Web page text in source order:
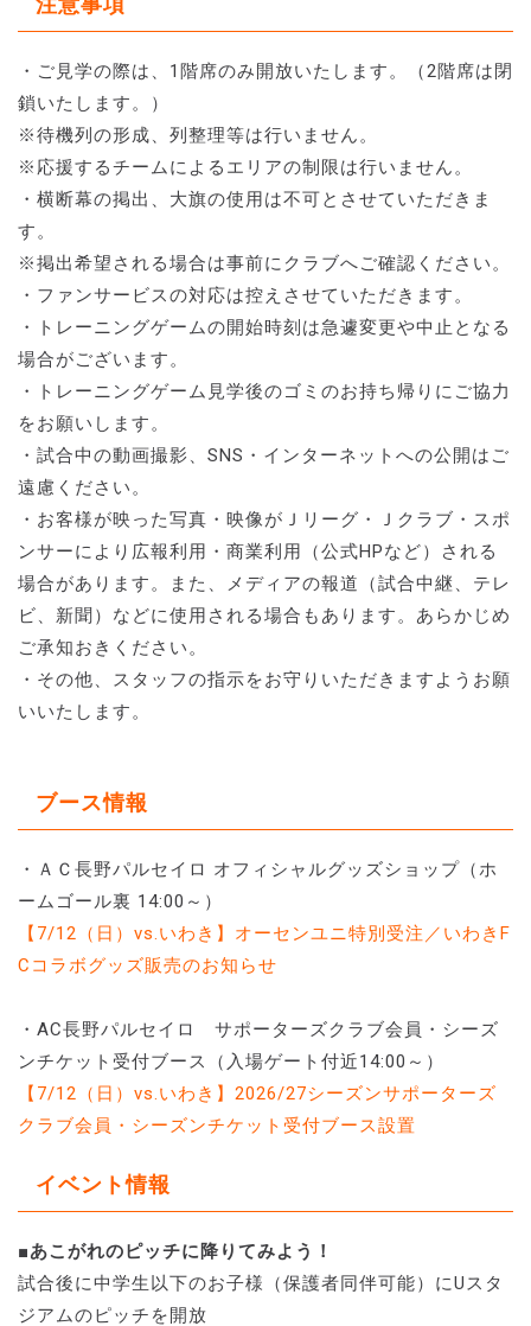
・ご見学の際は、1階席のみ開放いたします。（2階席は閉
鎖いたします。）
※待機列の形成、列整理等は行いません。
※応援するチームによるエリアの制限は行いません。
・横断幕の掲出、大旗の使用は不可とさせていただきま
す。
※掲出希望される場合は事前にクラブへご確認ください。
・ファンサービスの対応は控えさせていただきます。
・トレーニングゲームの開始時刻は急遽変更や中止となる
場合がございます。
・トレーニングゲーム見学後のゴミのお持ち帰りにご協力
をお願いします。
・試合中の動画撮影、SNS・インターネットへの公開はご
遠慮ください。
・お客様が映った写真・映像がＪリーグ・Ｊクラブ・スポ
ンサーにより広報利用・商業利用（公式HPなど）される
場合があります。また、メディアの報道（試合中継、テレ
ビ、新聞）などに使用される場合もあります。あらかじめ
ご承知おきください。
・その他、スタッフの指示をお守りいただきますようお願
いいたします。
ブース情報
・ＡＣ長野パルセイロ オフィシャルグッズショップ（ホ
ームゴール裏 14:00～）
【7/12（日）vs.いわき】オーセンユニ特別受注／いわきF
Cコラボグッズ販売のお知らせ
・AC長野パルセイロ サポーターズクラブ会員・シーズ
ンチケット受付ブース（入場ゲート付近14:00～）
【7/12（日）vs.いわき】2026/27シーズンサポーターズ
クラブ会員・シーズンチケット受付ブース設置
イベント情報
■あこがれのピッチに降りてみよう！
試合後に中学生以下のお子様（保護者同伴可能）にUスタ
ジアムのピッチを開放